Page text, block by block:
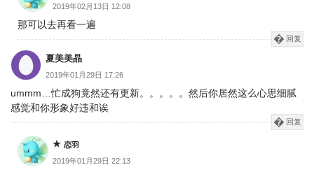
2019年02月13日 12:08
那可以去再看一遍
回复
夏美美晶
2019年01月29日 17:26
ummm…忙成狗竟然还有更新。。。。。然后你居然这么心思细腻
感觉和你形象好违和诶
回复
恋羽
2019年01月29日 22:13